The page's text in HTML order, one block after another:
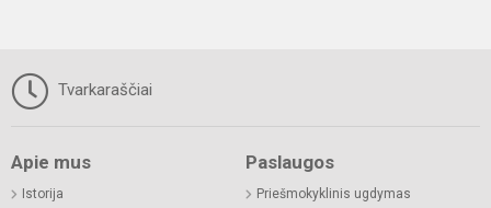
Tvarkaraščiai
Apie mus
Istorija
Paslaugos
Priešmokyklinis ugdymas